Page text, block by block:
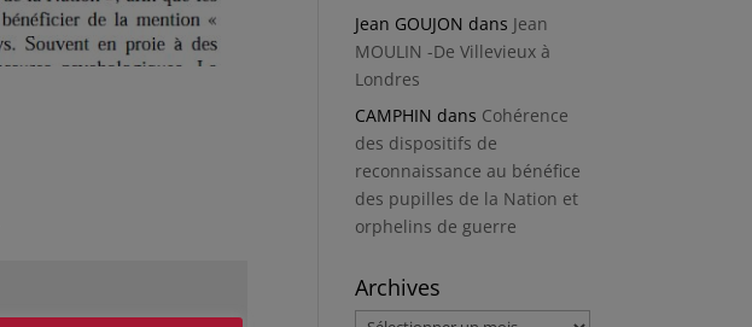
Jean GOUJON dans Jean
MOULIN -De Villevieux à
Londres
CAMPHIN dans Cohérence
des dispositifs de
reconnaissance au bénéfice
des pupilles de la Nation et
orphelins de guerre
Archives